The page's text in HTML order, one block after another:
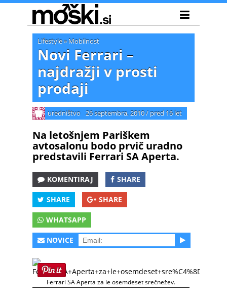
Lifestyle» Mobilnost
Novi Ferrari –
najdražji v prosti
prodaji
uredništvo 26 septembra, 2010/ pred 16 let
Na letošnjem Pariškem
avtosalonu bodo prvič uradno
predstavili Ferrari SA Aperta.
KOMENTIRAJ SHARE
SHARE SHARE
WHATSAPP
NOVICE
Ferrari SA Aperta za le osemdeset srečnežev.